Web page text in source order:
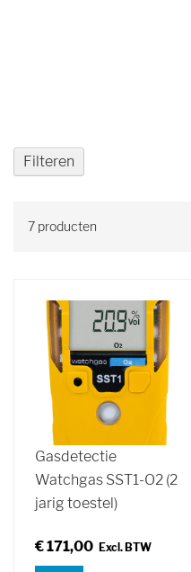
7 producten
Gasdetectie
Watchgas SST1-O2 (2
jarig toestel)
€ 171,00
Filteren